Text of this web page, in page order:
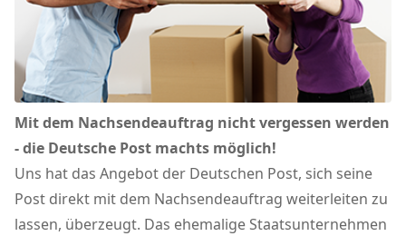
Mit dem Nachsendeauftrag nicht vergessen werden
- die Deutsche Post machts möglich!
Uns hat das Angebot der Deutschen Post, sich seine
Post direkt mit dem Nachsendeauftrag weiterleiten zu
lassen, überzeugt. Das ehemalige Staatsunternehmen